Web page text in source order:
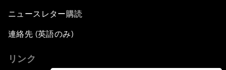
ニュースレター購読
連絡先 (英語のみ)
リンク